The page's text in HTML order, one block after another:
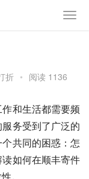
折 • 阅读 1136
和生活都需要频
务受到了广泛的
共同的困惑：怎
如何在顺丰寄件